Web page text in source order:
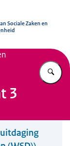
Sociale Zaken en
3